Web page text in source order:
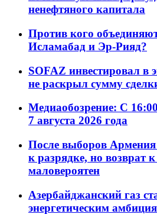
ненефтяного капитала
Против кого
Исламабад и Эр-Рияд?
SOFAZ инвестировал в
не раскрыл сумму
Медиаобозрение: С
7 августа 2026 года
После выборов
к разрядке, но возврат
маловероятен
Азербайджанский газ
энергетическим